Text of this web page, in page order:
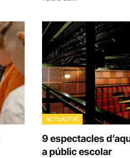
ACTUALITAT
9 espectacles
a públic escolar